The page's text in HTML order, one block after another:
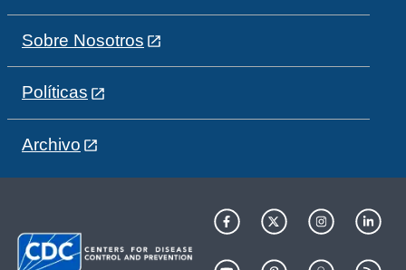
Sobre Nosotros
Políticas
Archivo